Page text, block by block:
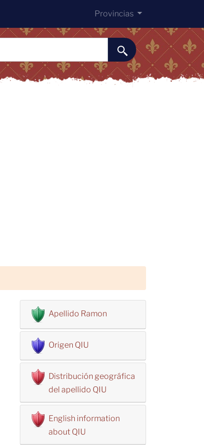
Provincias
Apellido Ramon
Origen QIU
Distribución geográfica
del apellido QIU
English information
about QIU